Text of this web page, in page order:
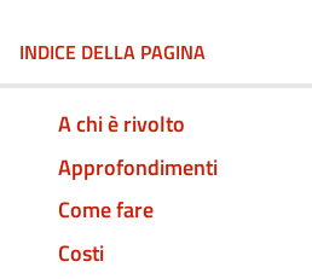
INDICE DELLA PAGINA
A chi è rivolto
Approfondimenti
Come fare
Costi